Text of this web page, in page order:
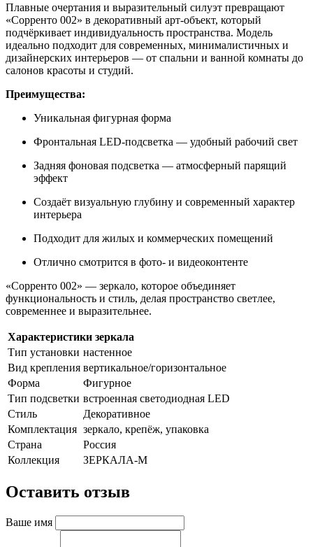
Плавные очертания и выразительный силуэт превращают
«Сорренто 002» в декоративный арт-объект, который
подчёркивает индивидуальность пространства. Модель
идеально подходит для современных, минималистичных и
дизайнерских интерьеров — от спальни и ванной комнаты до
салонов красоты и студий.
Преимущества:
Уникальная фигурная форма
Фронтальная LED-подсветка — удобный рабочий свет
Задняя фоновая подсветка — атмосферный парящий
эффект
Создаёт визуальную глубину и современный характер
интерьера
Подходит для жилых и коммерческих помещений
Отлично смотрится в фото- и видеоконтенте
«Сорренто 002» — зеркало, которое объединяет
функциональность и стиль, делая пространство светлее,
современнее и выразительнее.
Характеристики зеркала
Тип установки настенное
Вид крепления вертикальное/горизонтальное
Форма
Фигурное
Тип подсветки встроенная светодиодная LED
Стиль
Декоративное
Комплектация зеркало, крепёж, упаковка
Страна
Россия
Коллекция
ЗЕРКАЛА-М
Оставить отзыв
Ваше имя